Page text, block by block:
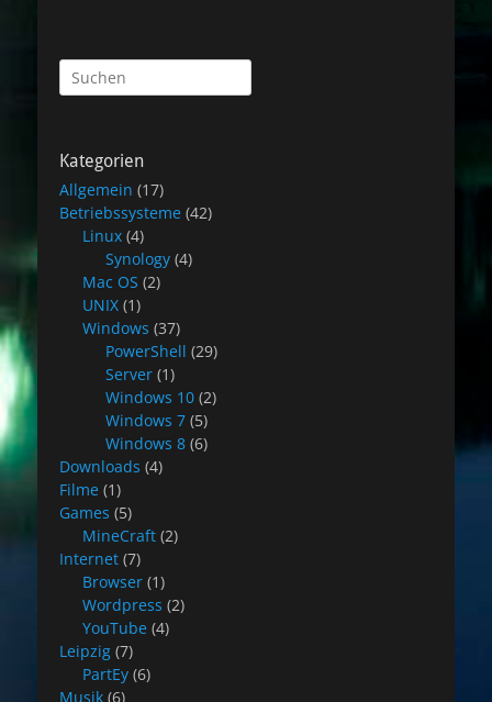
Suchen
nach:
Kategorien
Allgemein (17)
Betriebssysteme (42)
Linux (4)
Synology (4)
Mac OS (2)
UNIX (1)
Windows (37)
PowerShell (29)
Server (1)
Windows 10 (2)
Windows 7 (5)
Windows 8 (6)
Downloads (4)
Filme (1)
Games (5)
MineCraft (2)
Internet (7)
Browser (1)
Wordpress (2)
YouTube (4)
Leipzig (7)
PartEy (6)
Musik (6)